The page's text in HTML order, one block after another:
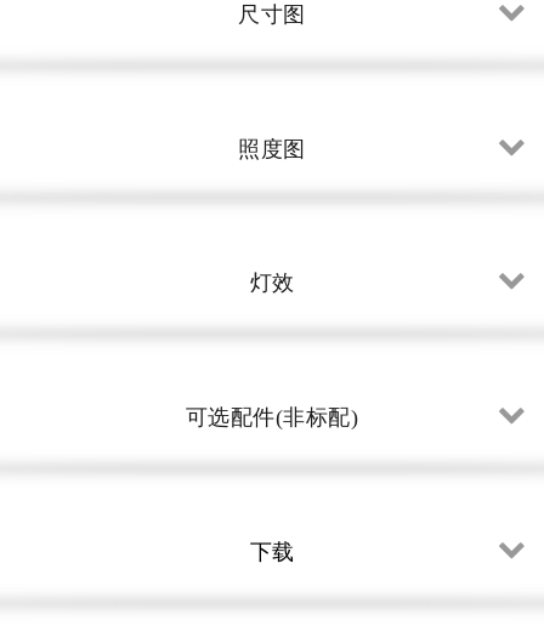
尺寸图
照度图
灯效
可选配件(非标配)
下载